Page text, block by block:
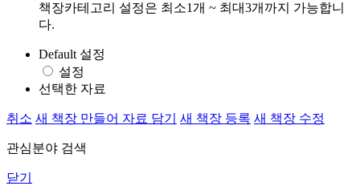
책장카테고리 설정은 최소1개 ~ 최대3개까지 가능합니
다.
Default 설정
설정
선택한 자료
취소 새 책장 만들어 자료 담기 새 책장 등록 새 책장 수정
관심분야 검색
닫기